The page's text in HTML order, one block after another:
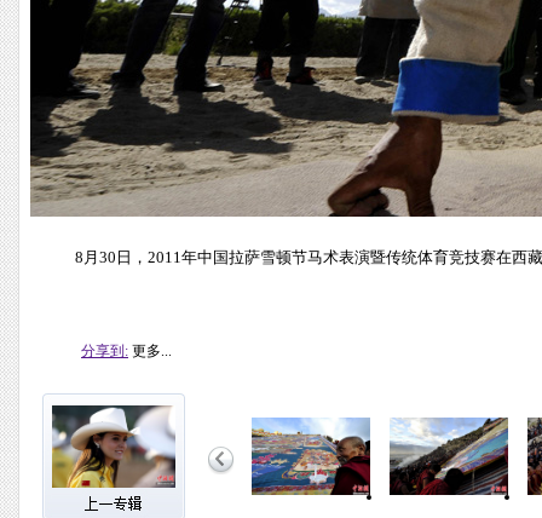
8月30日，2011年中国拉萨雪顿节马术表演暨传统体育竞技赛在西
分享到: 更多...